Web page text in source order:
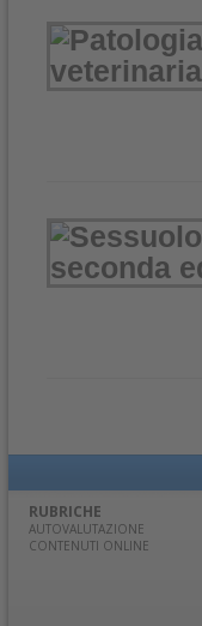
RUBRICHE
AUTOVALUTAZIONE
CONTENUTI ONLINE